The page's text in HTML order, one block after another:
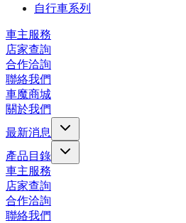
自行車系列
車主服務
店家查詢
合作洽詢
聯絡我們
車魔商城
關於我們
最新消息
產品目錄
車主服務
店家查詢
合作洽詢
聯絡我們